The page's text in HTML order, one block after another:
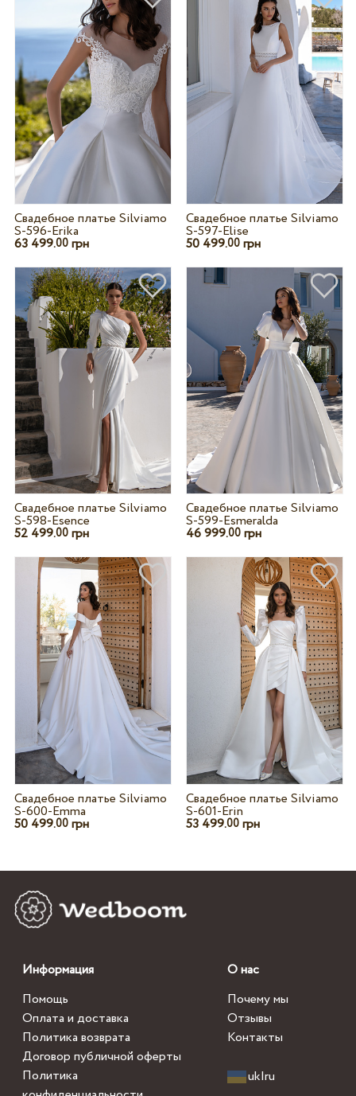
Свадебное платье Silviamo
S-596-Erika
63 499.00грн
Свадебное платье Silviamo
S-597-Elise
50 499.00 грн
Свадебное платье Silviamo
S-598-Esence
52 499.00грн
Свадебное платье Silviamo
S-599-Esmeralda
46 999.00 грн
Свадебное платье Silviamo
S-600-Emma
50 499.00грн
Свадебное платье Silviamo
S-601-Erin
53 499.00 грн
Информация
Помощь
Оплата и доставка
Политика возврата
Договор публичной оферты
Политика
О нас
Почему мы
Отзывы
Контакты
uk|ru